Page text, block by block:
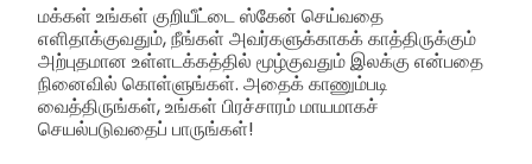
மக்கள் உங்கள் குறியீட்டை ஸ்கேன் செய்வதை
எளிதாக்குவதும், நீங்கள் அவர்களுக்காகக் காத்திருக்கும்
அற்புதமான உள்ளடக்கத்தில் மூழ்குவதும் இலக்கு என்பதை
நினைவில் கொள்ளுங்கள். அதைக் காணும்படி
வைத்திருங்கள், உங்கள் பிரச்சாரம் மாயமாகச்
செயல்படுவதைப் பாருங்கள்!